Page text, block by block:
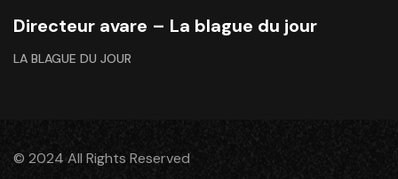
Directeur avare – La blague du jour
LA BLAGUE DU JOUR
© 2024 All Rights Reserved